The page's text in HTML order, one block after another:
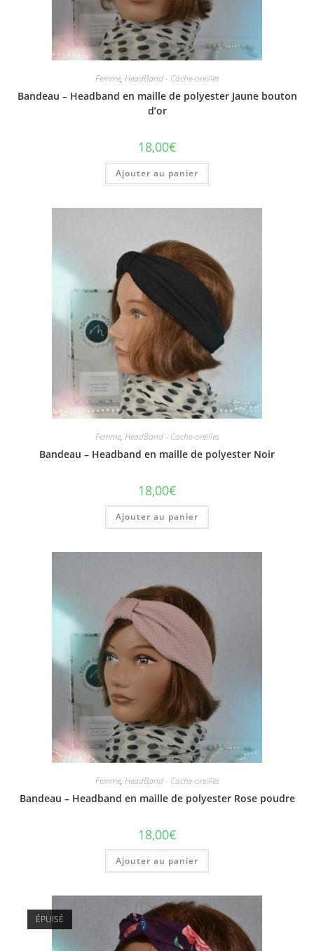
Femme, HeadBand - Cache-oreilles
Bandeau – Headband en maille de polyester Jaune bouton
d’or
18,00€
Ajouter au panier
Femme, HeadBand - Cache-oreilles
Bandeau – Headband en maille de polyester Noir
18,00€
Ajouter au panier
Femme, HeadBand - Cache-oreilles
Bandeau – Headband en maille de polyester Rose poudre
18,00€
Ajouter au panier
ÉPUISÉ